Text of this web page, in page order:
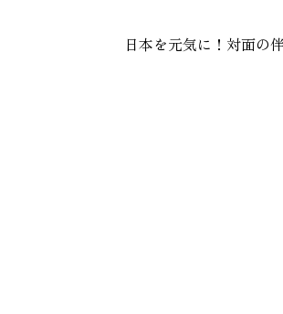
日本を元気に！対面の